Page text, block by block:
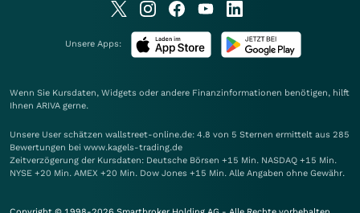
Unsere Apps:
Wenn Sie Kursdaten, Widgets oder andere Finanzinformationen benötigen, hilft
Ihnen ARIVA gerne.
Unsere User schätzen wallstreet-online.de: 4.8 von 5 Sternen ermittelt aus 285
Bewertungen bei www.kagels-trading.de
Zeitverzögerung der Kursdaten: Deutsche Börsen +15 Min. NASDAQ +15 Min.
NYSE +20 Min. AMEX +20 Min. Dow Jones +15 Min. Alle Angaben ohne Gewähr.